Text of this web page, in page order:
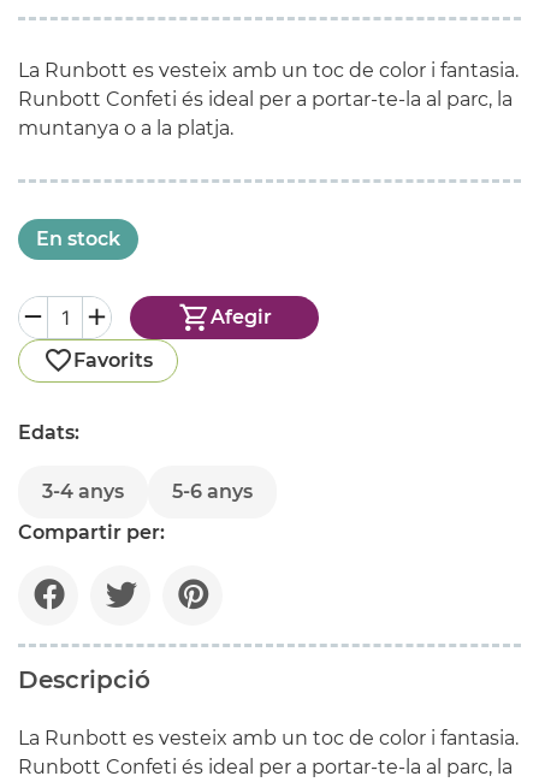
La Runbott es vesteix amb un toc de color i fantasia.
Runbott Confeti és ideal per a portar-te-la al parc, la
muntanya o a la platja.
En stock
Afegir
Favorits
Edats:
3-4 anys
5-6 anys
Compartir per:
Descripció
La Runbott es vesteix amb un toc de color i fantasia.
Runbott Confeti és ideal per a portar-te-la al parc, la